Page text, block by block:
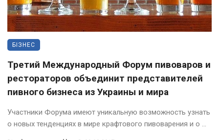
БІЗНЕС
Третий Международный Форум пивоваров и
рестораторов объединит представителей
пивного бизнеса из Украины и мира
Участники Форума имеют уникальную возможность узнать
о новых тенденциях в мире крафтового пивоварения и о ...